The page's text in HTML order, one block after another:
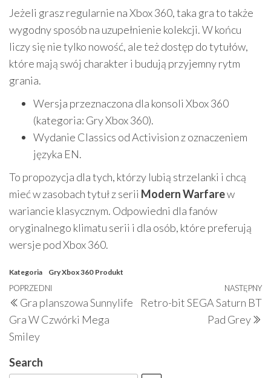
Jeżeli grasz regularnie na Xbox 360, taka gra to także
wygodny sposób na uzupełnienie kolekcji. W końcu
liczy się nie tylko nowość, ale też dostęp do tytułów,
które mają swój charakter i budują przyjemny rytm
grania.
Wersja przeznaczona dla konsoli Xbox 360
(kategoria: Gry Xbox 360).
Wydanie Classics od Activision z oznaczeniem
języka EN.
To propozycja dla tych, którzy lubią strzelanki i chcą
mieć w zasobach tytuł z serii Modern Warfarew
wariancie klasycznym. Odpowiedni dla fanów
oryginalnego klimatu serii i dla osób, które preferują
wersje pod Xbox 360.
Kategoria Gry Xbox 360 Produkt
Nawigacja
wpisu
Poprzedni
wpis
POPRZEDNI
Gra planszowa Sunnylife
Gra W Czwórki Mega
Smiley
NASTĘPNY
Retro-bit SEGA Saturn BT
Pad Grey
Search